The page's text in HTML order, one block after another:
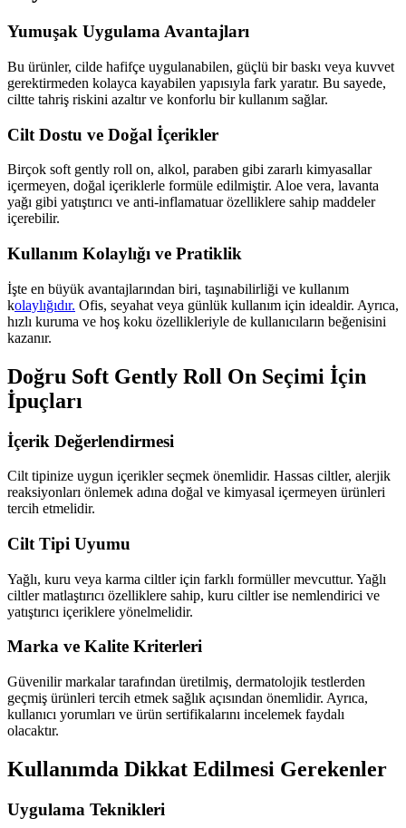
Yumuşak Uygulama Avantajları
Bu ürünler, cilde hafifçe uygulanabilen, güçlü bir baskı veya kuvvet
gerektirmeden kolayca kayabilen yapısıyla fark yaratır. Bu sayede,
ciltte tahriş riskini azaltır ve konforlu bir kullanım sağlar.
Cilt Dostu ve Doğal İçerikler
Birçok soft gently roll on, alkol, paraben gibi zararlı kimyasallar
içermeyen, doğal içeriklerle formüle edilmiştir. Aloe vera, lavanta
yağı gibi yatıştırıcı ve anti-inflamatuar özelliklere sahip maddeler
içerebilir.
Kullanım Kolaylığı ve Pratiklik
İşte en büyük avantajlarından biri, taşınabilirliği ve kullanım
kolaylığıdır. Ofis, seyahat veya günlük kullanım için idealdir. Ayrıca,
hızlı kuruma ve hoş koku özellikleriyle de kullanıcıların beğenisini
kazanır.
Doğru Soft Gently Roll On Seçimi İçin
İpuçları
İçerik Değerlendirmesi
Cilt tipinize uygun içerikler seçmek önemlidir. Hassas ciltler, alerjik
reaksiyonları önlemek adına doğal ve kimyasal içermeyen ürünleri
tercih etmelidir.
Cilt Tipi Uyumu
Yağlı, kuru veya karma ciltler için farklı formüller mevcuttur. Yağlı
ciltler matlaştırıcı özelliklere sahip, kuru ciltler ise nemlendirici ve
yatıştırıcı içeriklere yönelmelidir.
Marka ve Kalite Kriterleri
Güvenilir markalar tarafından üretilmiş, dermatolojik testlerden
geçmiş ürünleri tercih etmek sağlık açısından önemlidir. Ayrıca,
kullanıcı yorumları ve ürün sertifikalarını incelemek faydalı
olacaktır.
Kullanımda Dikkat Edilmesi Gerekenler
Uygulama Teknikleri